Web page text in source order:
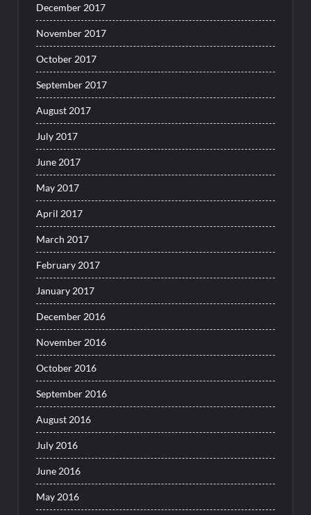
December 2017
November 2017
October 2017
September 2017
August 2017
July 2017
June 2017
May 2017
April 2017
March 2017
February 2017
January 2017
December 2016
November 2016
October 2016
September 2016
August 2016
July 2016
June 2016
May 2016